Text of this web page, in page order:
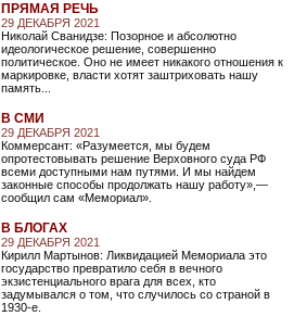
ПРЯМАЯ РЕЧЬ
29 ДЕКАБРЯ 2021
Николай Сванидзе: Позорное и абсолютно
идеологическое решение, совершенно
политическое. Оно не имеет никакого отношения к
маркировке, власти хотят заштриховать нашу
память...
В СМИ
29 ДЕКАБРЯ 2021
Коммерсант: «Разумеется, мы будем
опротестовывать решение Верховного суда РФ
всеми доступными нам путями. И мы найдем
законные способы продолжать нашу работу»,—
сообщил сам «Мемориал».
В БЛОГАХ
29 ДЕКАБРЯ 2021
Кирилл Мартынов: Ликвидацией Мемориала это
государство превратило себя в вечного
экзистенциального врага для всех, кто
задумывался о том, что случилось со страной в
1930-е.